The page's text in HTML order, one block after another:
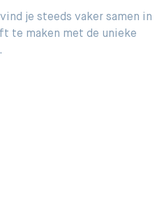
je steeds vaker samen in
te maken met de unieke